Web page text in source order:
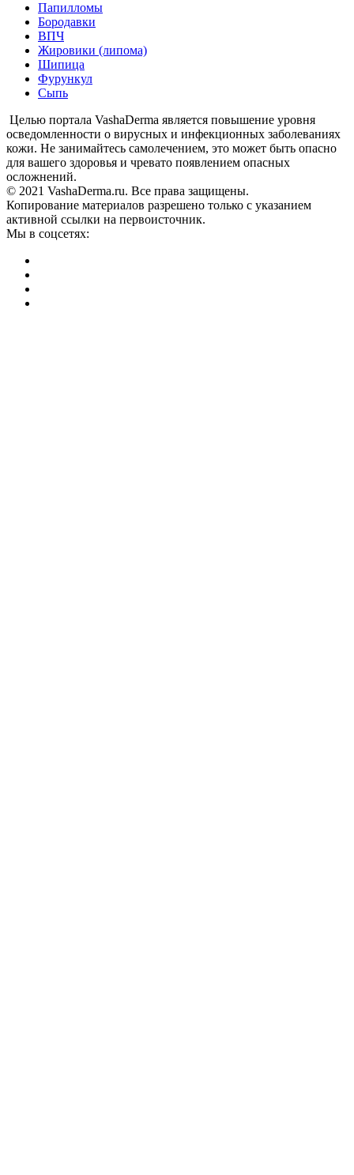
Папилломы
Бородавки
ВПЧ
Жировики (липома)
Шипица
Фурункул
Сыпь
Целью портала VashaDerma является повышение уровня
осведомленности о вирусных и инфекционных заболеваниях
кожи. Не занимайтесь самолечением, это может быть опасно
для вашего здоровья и чревато появлением опасных
осложнений.
© 2021 VashaDerma.ru. Все права защищены.
Копирование материалов разрешено только с указанием
активной ссылки на первоисточник.
Мы в соцсетях: